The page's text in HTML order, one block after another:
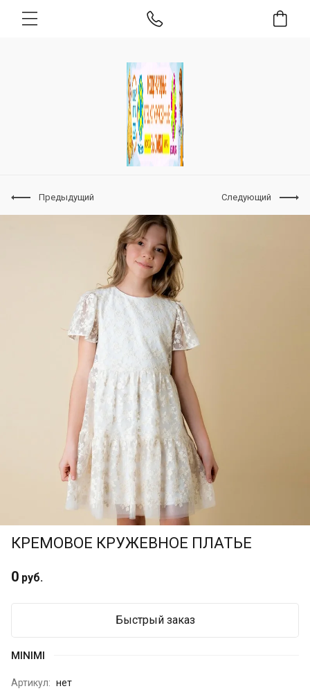
Предыдущий Следующий
КРЕМОВОЕ КРУЖЕВНОЕ ПЛАТЬЕ
0 руб.
Быстрый заказ
MINIMI
Артикул: нет